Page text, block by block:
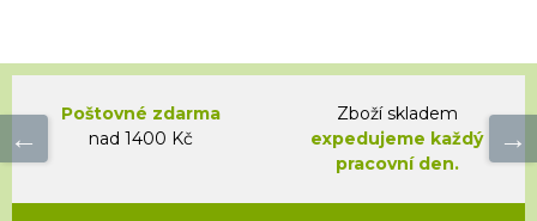
Poštovné zdarma
nad 1400 Kč
Zboží skladem
expedujeme každý
pracovní den.